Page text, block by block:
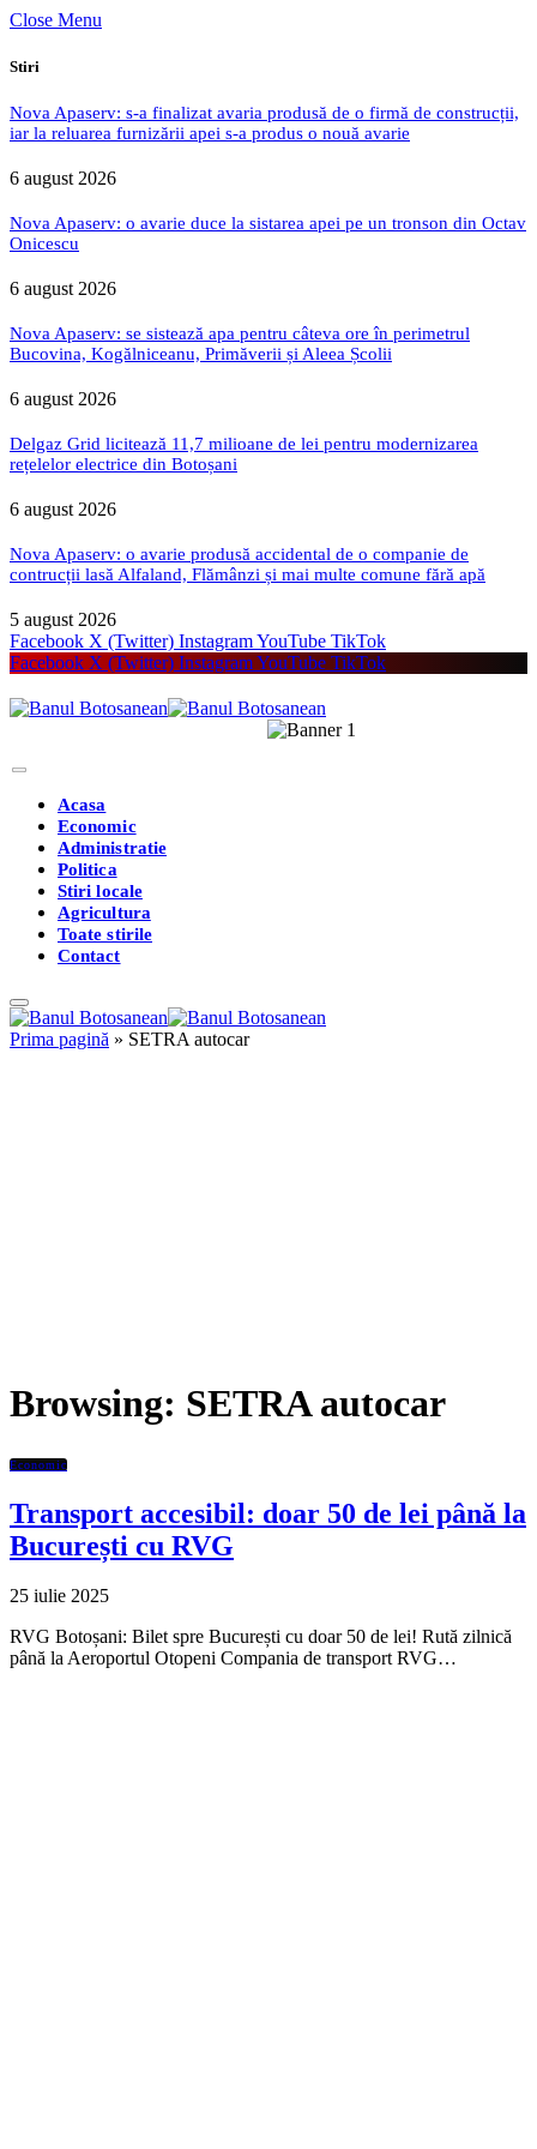
Close Menu
Stiri
Nova Apaserv: s-a finalizat avaria produsă de o firmă de construcții,
iar la reluarea furnizării apei s-a produs o nouă avarie
6 august 2026
Nova Apaserv: o avarie duce la sistarea apei pe un tronson din Octav
Onicescu
6 august 2026
Nova Apaserv: se sistează apa pentru câteva ore în perimetrul
Bucovina, Kogălniceanu, Primăverii și Aleea Școlii
6 august 2026
Delgaz Grid licitează 11,7 milioane de lei pentru modernizarea
rețelelor electrice din Botoșani
6 august 2026
Nova Apaserv: o avarie produsă accidental de o companie de
contrucții lasă Alfaland, Flămânzi și mai multe comune fără apă
5 august 2026
Facebook X (Twitter) InstagramYouTube TikTok
Facebook X (Twitter) InstagramYouTube TikTok
Acasa
Economic
Administratie
Politica
Stiri locale
Agricultura
Toate stirile
Contact
Prima pagină » SETRA autocar
Browsing: SETRA autocar
Economic
Transport accesibil: doar 50 de lei până la
București cu RVG
25 iulie 2025
RVG Botoșani: Bilet spre București cu doar 50 de lei! Rută zilnică
până la Aeroportul Otopeni Compania de transport RVG…